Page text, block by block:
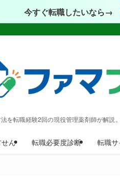
今すぐ転職したいなら→
を転職経験2回の現役管理薬剤師が解
ん 転職必要度診断 転職